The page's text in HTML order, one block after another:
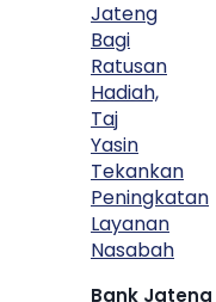
Bank